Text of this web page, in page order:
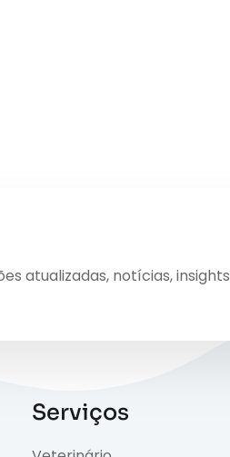
atualizadas, notícias, insights
Serviços